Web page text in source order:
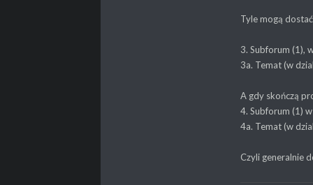
Tyle mogą
3. Subforum (1),
3a. Temat (w
A gdy skończą
4. Subforum (1)
4a. Temat (w
Czyli generalnie